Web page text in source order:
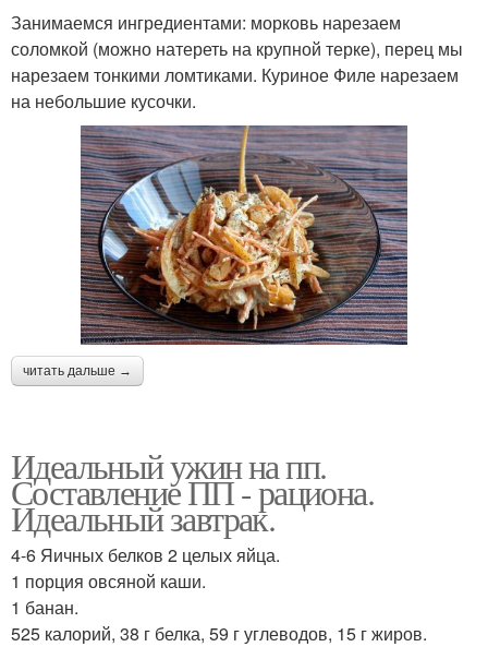
Занимаемся ингредиентами: морковь нарезаем
соломкой (можно натереть на крупной терке), перец мы
нарезаем тонкими ломтиками. Куриное Филе нарезаем
на небольшие кусочки.
читать дальше →
Идеальный ужин на пп.
Составление ПП - рациона.
Идеальный завтрак.
4-6 Яичных белков 2 целых яйца.
1 порция овсяной каши.
1 банан.
525 калорий, 38 г белка, 59 г углеводов, 15 г жиров.